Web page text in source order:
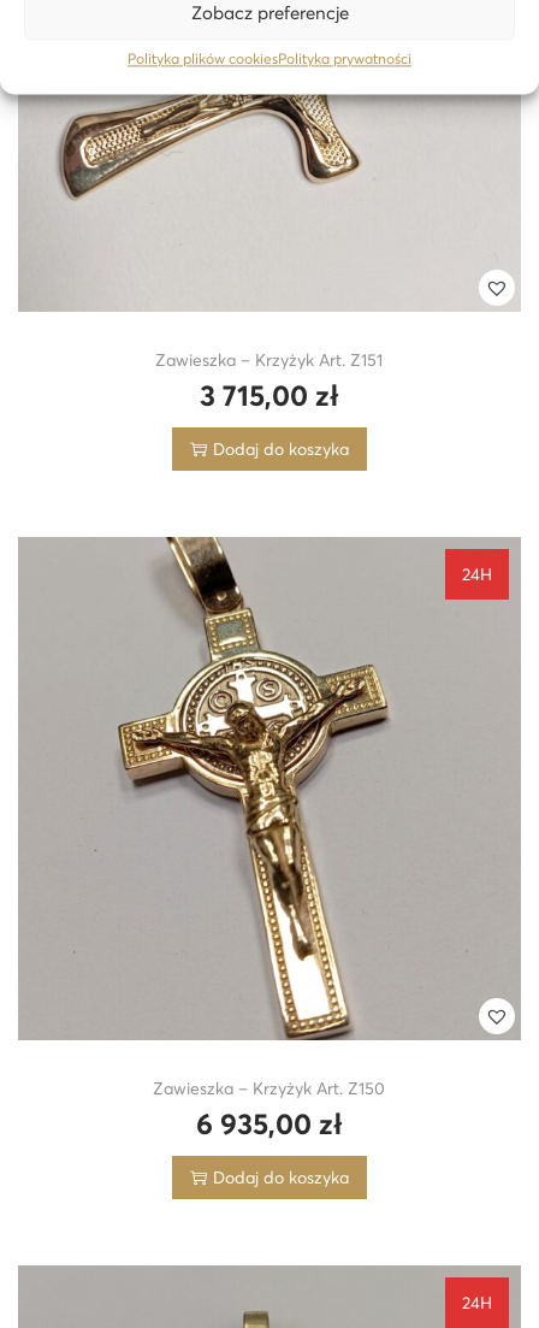
Zobacz preferencje
Polityka plików cookiesPolityka prywatności
Zawieszka – Krzyżyk Art. Z151
3 715,00 zł
Dodaj do koszyka
Zawieszka – Krzyżyk Art. Z150
6 935,00 zł
24H
Dodaj do koszyka
24H